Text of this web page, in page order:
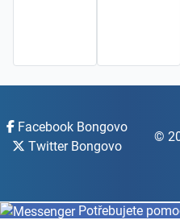
Facebook Bongovo
Twitter Bongovo
©
Potřebujete